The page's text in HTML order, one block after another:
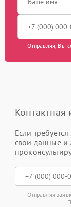
Отправляя, Вы
Если
свои данные и
Отправляя